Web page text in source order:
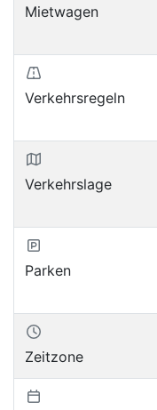
Mietwagen
Verkehrsregeln
Verkehrslage
Parken
Zeitzone